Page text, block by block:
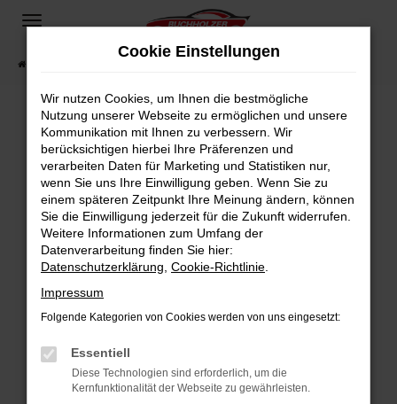
Zum
springen
Fahrzeugsuche
Fehler: Network Error
Beim Laden ist ein Fehler aufgetreten.
Hier sind ein paar Tipps, die dir helfen können:
Überprüfe deine Firewall und deine
Internetverbindung.
Laden andere Webseiten, zum Beispiel deine
Suchmaschine?
Prüfe deine Browsererweiterungen.
können das Laden bestimmter Seiten
verhindern. Funktioniert die Seite in einem
anderen Browser oder in einem privaten
Cookie Einstellungen
Wir nutzen Cookies, um Ihnen die bestmögliche
Nutzung unserer Webseite zu ermöglichen und unsere
Kommunikation mit Ihnen zu verbessern. Wir
berücksichtigen hierbei Ihre Präferenzen und
verarbeiten Daten für Marketing und Statistiken nur,
wenn Sie uns Ihre Einwilligung geben. Wenn Sie zu
einem späteren Zeitpunkt Ihre Meinung ändern, können
Sie die Einwilligung jederzeit für die Zukunft widerrufen.
Weitere Informationen zum Umfang der
Datenverarbeitung finden Sie hier:
Datenschutzerklärung Cookie-Richtlinie
Impressum
Folgende Kategorien von Cookies werden von uns eingesetzt:
Essentiell
Diese Technologien sind erforderlich, um die
Kernfunktionalität der Webseite zu gewährleisten.